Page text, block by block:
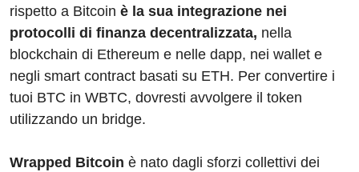
rispetto a Bitcoin è la sua integrazione nei
protocolli di finanza decentralizzata, nella
blockchain di Ethereum e nelle dapp, nei wallet e
negli smart contract basati su ETH. Per convertire i
tuoi BTC in WBTC, dovresti avvolgere il token
utilizzando un bridge.
Wrapped Bitcoin è nato dagli sforzi collettivi dei